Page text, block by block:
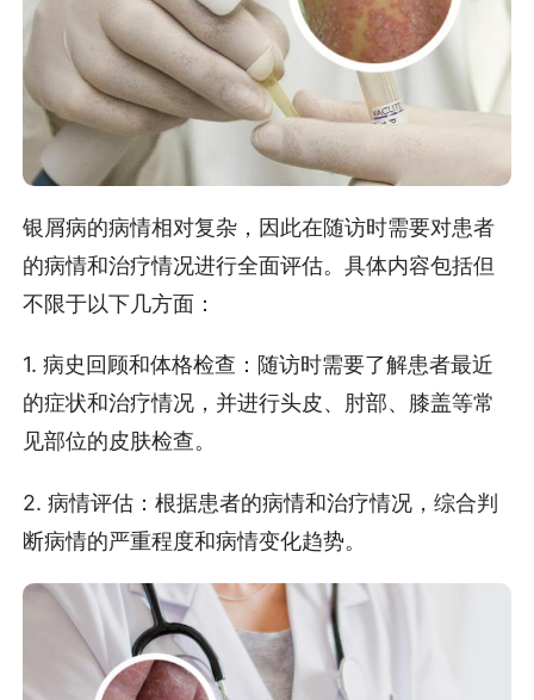
银屑病的病情相对复杂，因此在随访时需要对患者
的病情和治疗情况进行全面评估。具体内容包括但
不限于以下几方面：
1. 病史回顾和体格检查：随访时需要了解患者最近
的症状和治疗情况，并进行头皮、肘部、膝盖等常
见部位的皮肤检查。
2. 病情评估：根据患者的病情和治疗情况，综合判
断病情的严重程度和病情变化趋势。